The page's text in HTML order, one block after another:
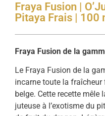
Fraya Fusion |
Pitaya Frais | 100
Fraya Fusion de la
Le Fraya Fusion de la
incarne toute la
belge. Cette recette mêle
juteuse à l’exotisme du